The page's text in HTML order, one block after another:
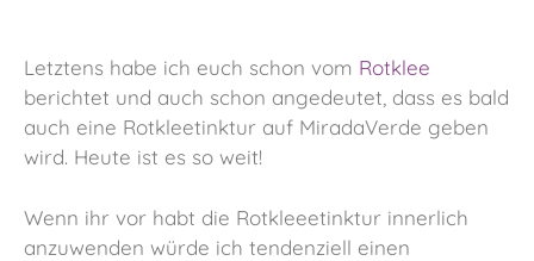
Letztens habe ich euch schon vom Rotklee
berichtet und auch schon angedeutet, dass es bald
auch eine Rotkleetinktur auf MiradaVerde geben
wird. Heute ist es so weit!
Wenn ihr vor habt die Rotkleeetinktur innerlich
anzuwenden würde ich tendenziell einen